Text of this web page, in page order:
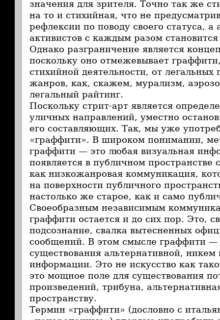
значения для зрителя. Точно так же
на то и стихийная, что не
рефлексии по поводу своего статуса, а
активистов с каждым разом
Однако разграничение является
поскольку оно отмежевывает
стихийной деятельности, от легальных
жанров, как, скажем, мурализм,
легальный райтинг.
Поскольку стрит-арт является
уличных направлений, уместно
его составляющих. Так, мы уже
«граффити». В широком понимании,
граффити — это любая визуальная
появляется в публичном пространстве
как низкожанровая коммуникация,
на поверхности публичного
настолько же старое, как и само
Своеобразным независимым
граффити остается и до сих пор. Это,
подсознание, свалка вытесненных
сообщений. В этом смысле граффити
существования альтернативной,
информации. Это не искусство как
это мощное поле для существования
произведений, трибуна,
пространству.
Термин «граффити» (дословно с